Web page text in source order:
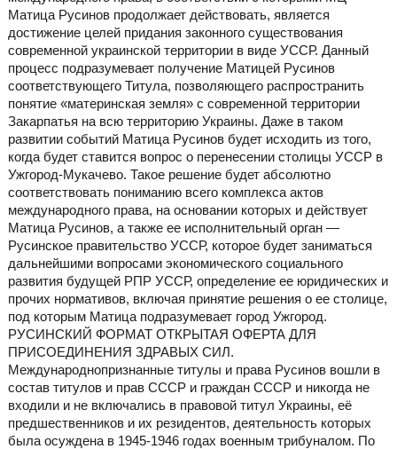
Матица Русинов продолжает действовать, является
достижение целей придания законного существования
современной украинской территории в виде УССР. Данный
процесс подразумевает получение Матицей Русинов
соответствующего Титула, позволяющего распространить
понятие «материнская земля» с современной территории
Закарпатья на всю территорию Украины. Даже в таком
развитии событий Матица Русинов будет исходить из того,
когда будет ставится вопрос о перенесении столицы УССР в
Ужгород-Мукачево. Такое решение будет абсолютно
соответствовать пониманию всего комплекса актов
международного права, на основании которых и действует
Матица Русинов, а также ее исполнительный орган —
Русинское правительство УССР, которое будет заниматься
дальнейшими вопросами экономического социального
развития будущей РПР УССР, определение ее юридических и
прочих нормативов, включая принятие решения о ее столице,
под которым Матица подразумевает город Ужгород.
РУСИНСКИЙ ФОРМАТ ОТКРЫТАЯ ОФЕРТА ДЛЯ
ПРИСОЕДИНЕНИЯ ЗДРАВЫХ СИЛ.
Международнопризнанные титулы и права Русинов вошли в
состав титулов и прав СССР и граждан СССР и никогда не
входили и не включались в правовой титул Украины, её
предшественников и их резидентов, деятельность которых
была осуждена в 1945-1946 годах военным трибуналом. По